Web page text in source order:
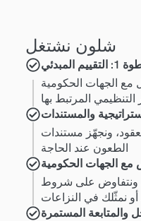
شلون نشتغل
المبدئي
مع الجهات الحكومية
التنظيمي المرتبط بها
ونجهّز مستندات
الطعون عند الحاجة
ونتفاوض على شروط
أو نمثّلك في النزاعات